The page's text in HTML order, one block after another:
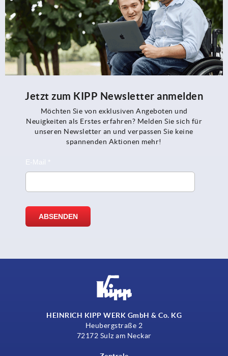
Jetzt zum KIPP Newsletter anmelden
Möchten Sie von exklusiven Angeboten und
Neuigkeiten als Erstes erfahren? Melden Sie sich für
unseren Newsletter an und verpassen Sie keine
spannenden Aktionen mehr!
HEINRICH KIPP WERK GmbH & Co. KG
Heubergstraße 2
72172 Sulz am Neckar